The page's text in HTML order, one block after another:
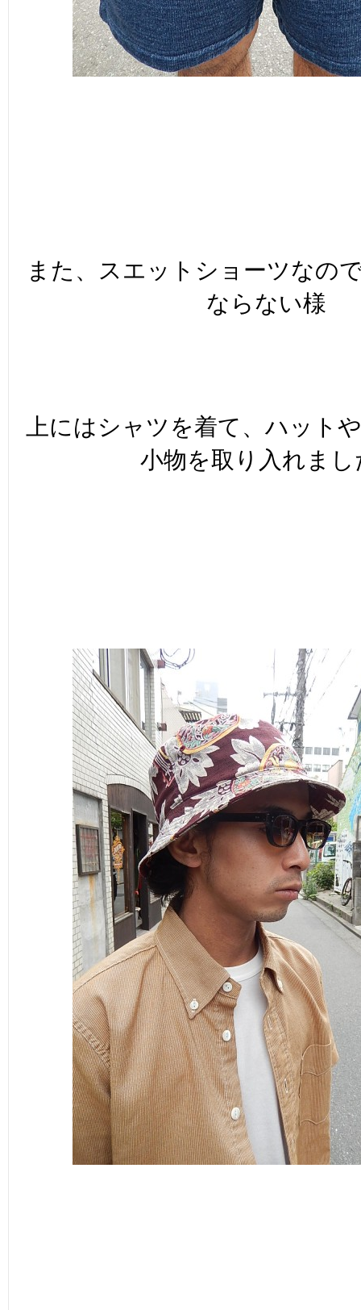
また、スエットショーツなの
ならない様
上にはシャツを着て、ハット
小物を取り入れまし